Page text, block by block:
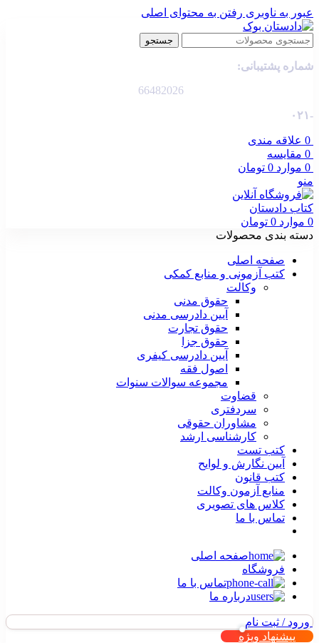
عبور به ناوبری رفتن به محتوای اصلی
جستجو
شماره پشتیبانی:
66482026
-۰۲۱
0 علاقه مندی
0 مقایسه
0 موارد 0 تومان
منو
0 موارد 0 تومان
دسته بندی محصولات
صفحه اصلی
کتب آزمونی و منابع کمکی
وکالت
حقوق مدنی
آیین دادرسی مدنی
حقوق تجارت
حقوق جزا
آیین دادرسی کیفری
اصول فقه
مجموعه سوالات سنوات
قضاوت
سردفتری
مشاوران حقوقی
کارشناسی ارشد
کتب تست
آیین نگارش و لوایح
کتب قانون
منابع آزمون وکالت
کلاس های تصویری
تماس با ما
صفحه اصلی
فروشگاه
تماس با ما
درباره ما
ورود / ثبت نام
پیشنهاد ویژه